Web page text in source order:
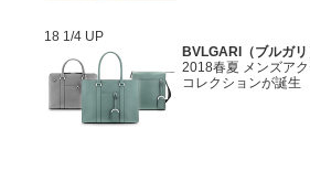
18 1/4 UP
BVLGARI（ブルガリ
2018春夏 メンズア
コレクションが誕生